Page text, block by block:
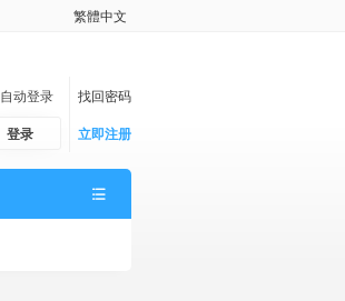
繁體中文
自动登录
找回密码
登录 立即注册